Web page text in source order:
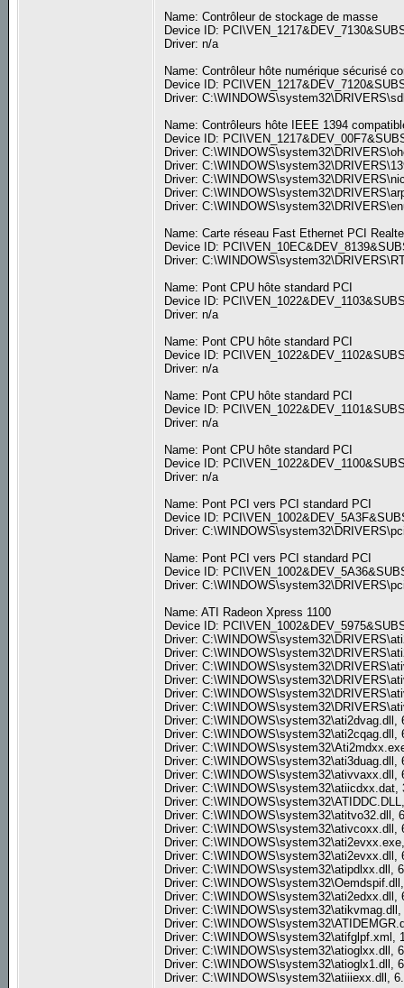
Name: Contrôleur de stockage de masse
Device ID:
Driver: n/a
Name: Contrôleur hôte numérique sécurisé
Device ID:
Driver:
Name: Contrôleurs hôte IEEE 1394
Device ID:
Driver:
Driver:
Driver:
Driver:
Driver:
Name: Carte réseau Fast Ethernet PCI
Device ID:
Driver:
Name: Pont CPU hôte standard PCI
Device ID:
Driver: n/a
Name: Pont CPU hôte standard PCI
Device ID:
Driver: n/a
Name: Pont CPU hôte standard PCI
Device ID:
Driver: n/a
Name: Pont CPU hôte standard PCI
Device ID:
Driver: n/a
Name: Pont PCI vers PCI standard PCI
Device ID:
Driver:
Name: Pont PCI vers PCI standard PCI
Device ID:
Driver:
Name: ATI Radeon Xpress 1100
Device ID:
Driver:
Driver:
Driver:
Driver:
Driver:
Driver:
Driver:
Driver:
Driver:
Driver:
Driver: C:\WINDOWS\system32\ativvaxx.dll,
Driver:
Driver:
Driver: C:\WINDOWS\system32\atitvo32.dll,
Driver: C:\WINDOWS\system32\ativcoxx.dll,
Driver:
Driver:
Driver: C:\WINDOWS\system32\atipdlxx.dll,
Driver:
Driver:
Driver:
Driver:
Driver: C:\WINDOWS\system32\atifglpf.xml,
Driver: C:\WINDOWS\system32\atioglxx.dll,
Driver: C:\WINDOWS\system32\atioglx1.dll,
Driver: C:\WINDOWS\system32\atiiiexx.dll,